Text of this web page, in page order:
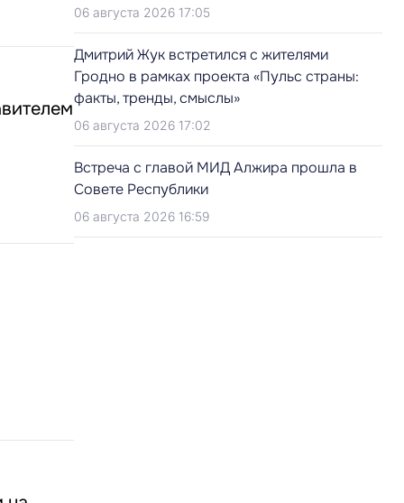
06 августа 2026 17:05
Дмитрий Жук встретился с жителями
Гродно в рамках проекта «Пульс страны:
факты, тренды, смыслы»
06 августа 2026 17:02
Встреча с главой МИД Алжира прошла в
Совете Республики
06 августа 2026 16:59